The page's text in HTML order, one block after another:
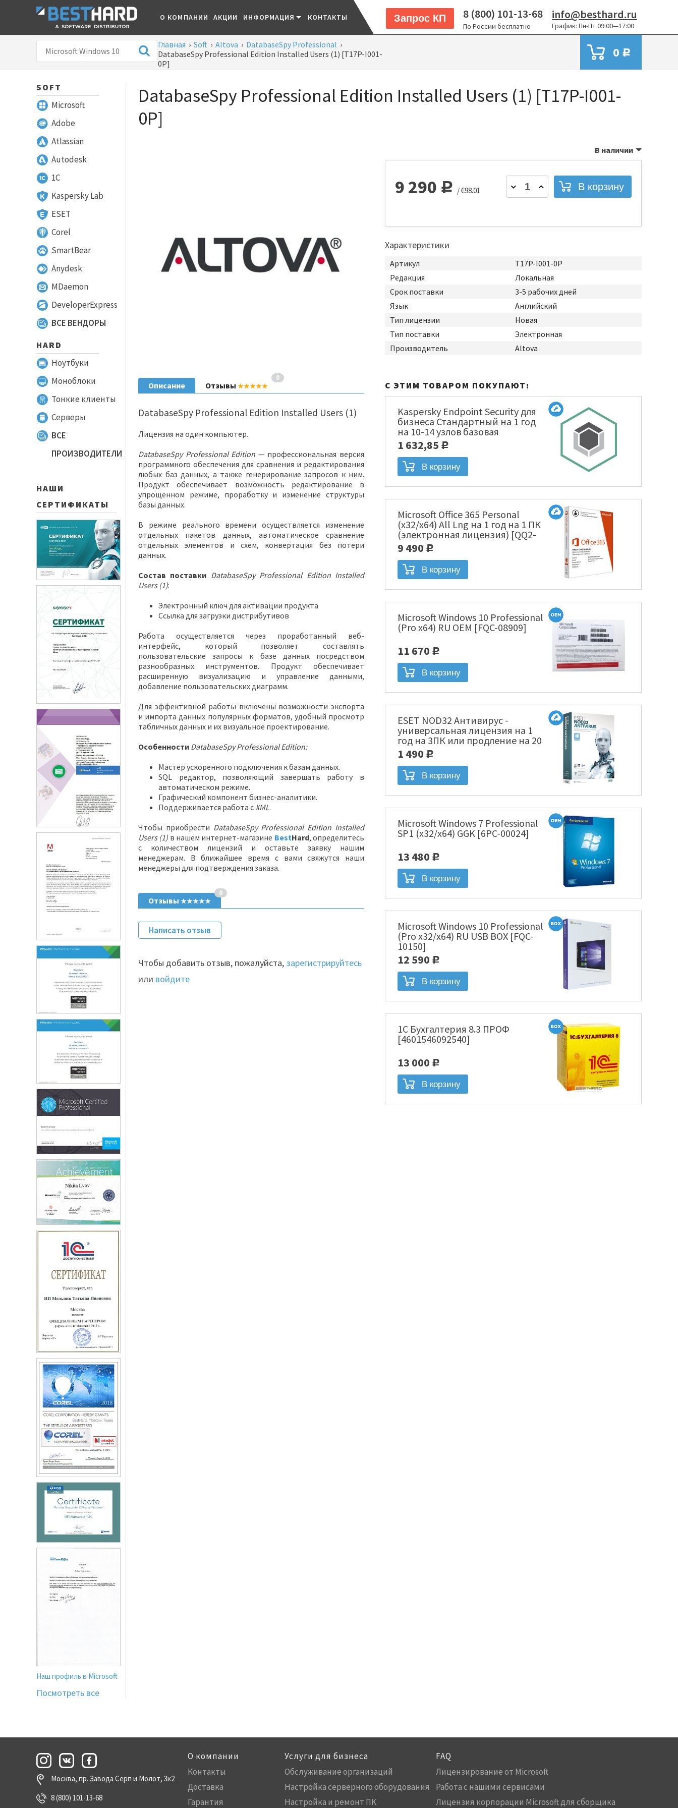
О КОМПАНИИ АКЦИИ ИНФОРМАЦИЯ КОНТАКТЫ Запрос КП 8 (800) 101-13-68
По России бесплатно
info@besthard.ru
График: Пн-Пт 09:00—17:00
Главная › Soft › Altova › DatabaseSpy Professional ›
DatabaseSpy Professional Edition Installed Users (1) [T17P-I001-
0P]
0 Р
SOFT
Microsoft
Adobe
Atlassian
Autodesk
1С
Kaspersky Lab
ESET
Corel
SmartBear
Anydesk
MDaemon
DeveloperExpress
ВСЕ ВЕНДОРЫ
HARD
Ноутбуки
Моноблоки
Тонкие клиенты
Серверы
ВСЕ
ПРОИЗВОДИТЕЛИ
НАШИ
СЕРТИФИКАТЫ
Наш профиль в Microsoft
Посмотреть все
DatabaseSpy Professional Edition Installed Users (1) [T17P-I001-
0P]
В наличии
9 290 Р / €98.01
Характеристики
Артикул
T17P-I001-0P
Редакция
Локальная
Срок поставки
3-5 рабочих дней
Язык
Английский
Тип лицензии
Новая
Тип поставки
Электронная
Производитель
Altova
С ЭТИМ ТОВАРОМ ПОКУПАЮТ:
Kaspersky Endpoint Security для
бизнеса Стандартный на 1 год
на 10-14 узлов базовая
лицензия [KL4863RAKFS]
1 632,85 Р
Microsoft Office 365 Personal
(x32/x64) All Lng на 1 год на 1 ПК
(электронная лицензия) [QQ2-
00004]
9 490 Р
Microsoft Windows 10 Professional
(Pro x64) RU OEM [FQC-08909]
11 670 Р
ESET NOD32 Антивирус -
универсальная лицензия на 1
год на 3ПК или продление на 20
месяцев Электронная лицензия
[NOD32-ENA-1220(EKEY)-1-1]
1 490 Р
Microsoft Windows 7 Professional
SP1 (x32/x64) GGK [6PC-00024]
13 480 Р
Microsoft Windows 10 Professional
(Pro x32/x64) RU USB BOX [FQC-
10150]
12 590 Р
1С Бухгалтерия 8.3 ПРОФ
[4601546092540]
13 000 Р
Описание Отзывы ★★★★★
0
DatabaseSpy Professional Edition Installed Users (1)
Лицензия на один компьютер.
DatabaseSpy Professional Edition — профессиональная версия
программного обеспечения для сравнения и редактирования
любых баз данных, а также генерирование запросов к ним.
Продукт обеспечивает возможность редактирование в
упрощенном режиме, проработку и изменение структуры
базы данных.
В режиме реального времени осуществляется изменение
отдельных пакетов данных, автоматическое сравнение
отдельных элементов и схем, конвертация без потери
данных.
Состав поставки DatabaseSpy Professional Edition Installed
Users (1):
Электронный ключ для активации продукта
Ссылка для загрузки дистрибутивов
Работа осуществляется через проработанный веб-
интерфейс, который позволяет составлять
пользовательские запросы к базе данных посредством
разнообразных инструментов. Продукт обеспечивает
расширенную визуализацию и управление данными,
добавление пользовательских диаграмм.
Для эффективной работы включены возможности экспорта
и импорта данных популярных форматов, удобный просмотр
табличных данных и их визуальное проектирование.
Особенности DatabaseSpy ProfessionalEdition:
Мастер ускоренного подключения к базам данных.
SQL редактор, позволяющий завершать работу в
автоматическом режиме.
Графический компонент бизнес-аналитики.
Поддерживается работа сXML.
Чтобы приобрести DatabaseSpy Professional Edition Installed
Users (1) в нашем интернет-магазине BestHard, определитесь
с количеством лицензий и оставьте заявку нашим
менеджерам. В ближайшее время с вами свяжутся наши
менеджеры для подтверждения заказа.
Отзывы ★★★★★
0
Написать отзыв
Чтобы добавить отзыв, пожалуйста, зарегистрируйтесь
или войдите
Москва, пр. Завода Серп и Молот, 3к2
8 (800) 101-13-68
О компании
Контакты
Доставка
Гарантия
Услуги для бизнеса
Обслуживание организаций
Настройка серверного оборудования
Настройка и ремонт ПК
FAQ
Лицензирование от Microsoft
Работа с нашими сервисами
Лицензия корпорации Microsoft для сборщика